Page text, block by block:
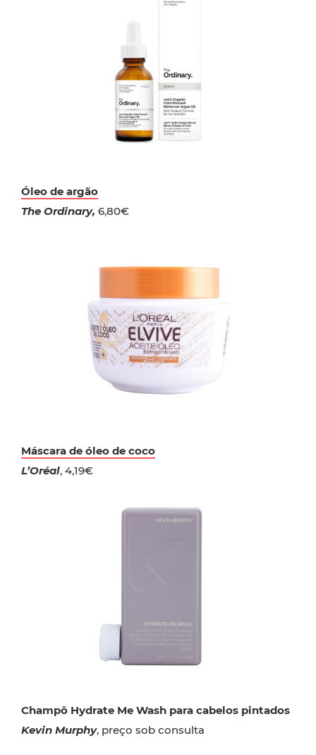
Óleo de argão
The Ordinary, 6,80€
Máscara de óleo de coco
L’Oréal, 4,19€
Champô Hydrate Me Wash para cabelos pintados
Kevin Murphy, preço sob consulta